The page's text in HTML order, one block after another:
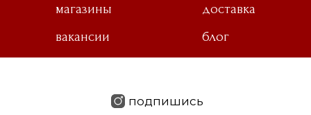
магазины
доставка
вакансии
блог
подпишись